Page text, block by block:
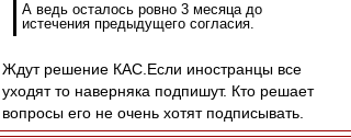
А ведь осталось ровно 3 месяца до
истечения предыдущего согласия.
Ждут решение КАС.Если иностранцы все
уходят то наверняка подпишут. Кто решает
вопросы его не очень хотят подписывать.